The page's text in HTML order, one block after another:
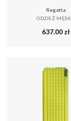
Regatta
ODZIEŻ
637.00 zł